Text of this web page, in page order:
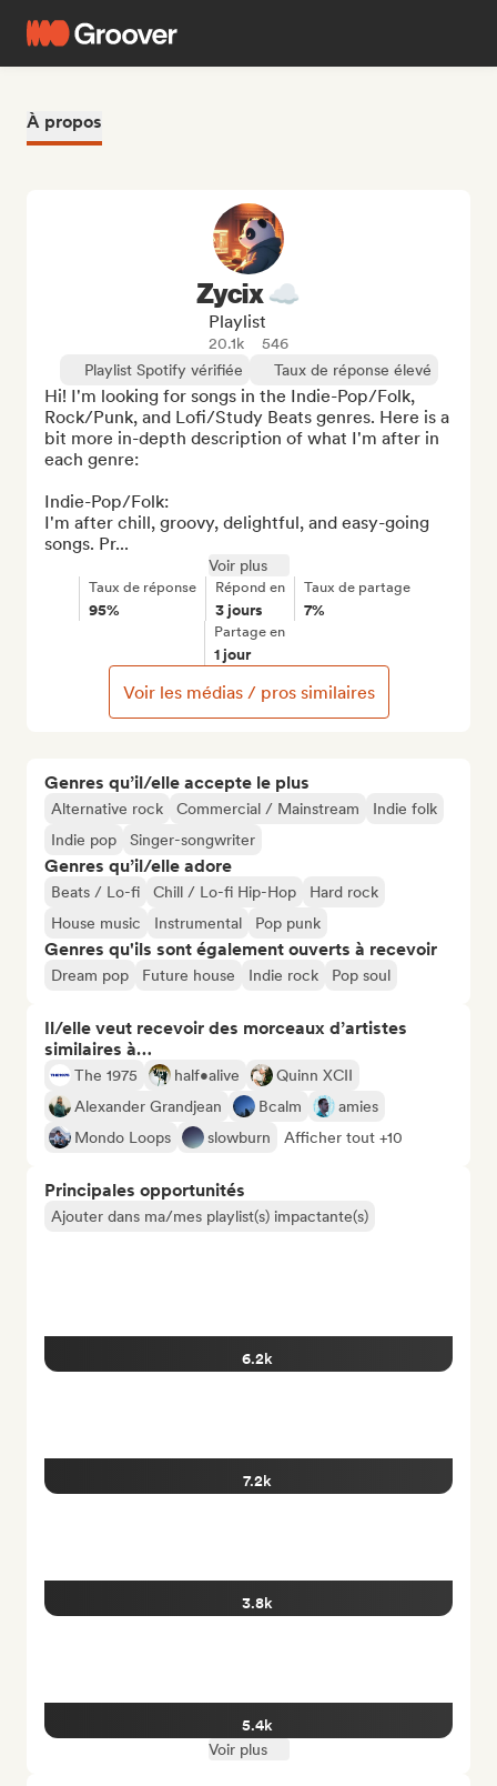
À propos
Genres qu’il/elle accepte le plus
Alternative rock Commercial / Mainstream
Indie folk
Indie pop
Singer-songwriter
Genres qu’il/elle adore
Beats / Lo-fi Chill / Lo-fi Hip-Hop
Hard rock
House music
Instrumental Pop punk
Genres qu'ils sont également ouverts à recevoir
Dream pop Future house Indie rock Pop soul
Il/elle veut recevoir des morceaux d’artistes
similaires à…
The 1975 half•alive
Quinn XCII
Alexander Grandjean
Bcalm
amies
Mondo Loops
slowburn Afficher tout +10
Principales opportunités
Ajouter dans ma/mes playlist(s) impactante(s)
6.2k
7.2k
3.8k
5.4k
Voir plus
Zycix ☁️
Playlist
20.1k
546
Playlist Spotify vérifiée
Taux de réponse élevé
Hi! I'm looking for songs in the Indie-Pop/Folk,
Rock/Punk, and Lofi/Study Beats genres. Here is a
bit more in-depth description of what I'm after in
each genre:
Indie-Pop/Folk:
I'm after chill, groovy, delightful, and easy-going
songs. Pr...
Voir plus
Taux de réponse
95%
Répond en
3 jours
Taux de partage
7%
Partage en
1 jour
Voir les médias / pros similaires